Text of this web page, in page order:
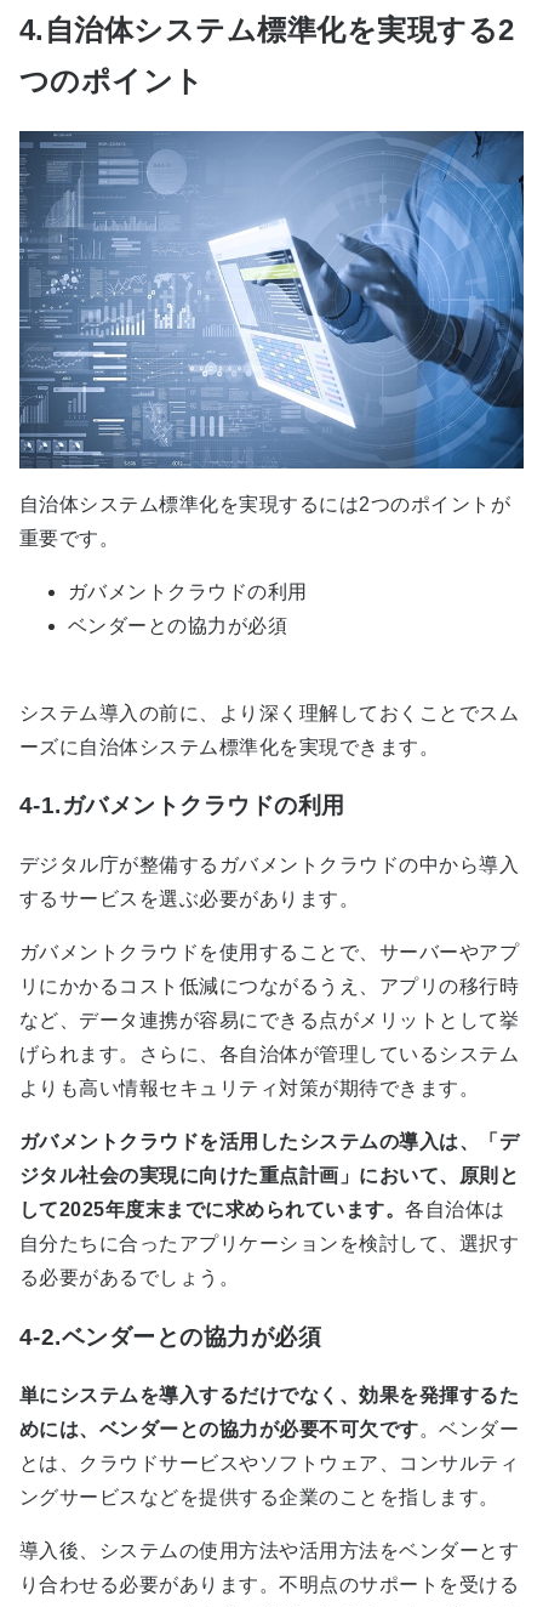
4.自治体システム標準化を実現する2
つのポイント
自治体システム標準化を実現するには2つのポイントが
重要です。
ガバメントクラウドの利用
ベンダーとの協力が必須
システム導入の前に、より深く理解しておくことでスム
ーズに自治体システム標準化を実現できます。
4-1.ガバメントクラウドの利用
デジタル庁が整備するガバメントクラウドの中から導入
するサービスを選ぶ必要があります。
ガバメントクラウドを使用することで、サーバーやアプ
リにかかるコスト低減につながるうえ、アプリの移行時
など、データ連携が容易にできる点がメリットとして挙
げられます。さらに、各自治体が管理しているシステム
よりも高い情報セキュリティ対策が期待できます。
ガバメントクラウドを活用したシステムの導入は、「デ
ジタル社会の実現に向けた重点計画」において、原則と
して2025年度末までに求められています。各自治体は
自分たちに合ったアプリケーションを検討して、選択す
る必要があるでしょう。
4-2.ベンダーとの協力が必須
単にシステムを導入するだけでなく、効果を発揮するた
めには、ベンダーとの協力が必要不可欠です。ベンダー
とは、クラウドサービスやソフトウェア、コンサルティ
ングサービスなどを提供する企業のことを指します。
導入後、システムの使用方法や活用方法をベンダーとす
り合わせる必要があります。不明点のサポートを受ける